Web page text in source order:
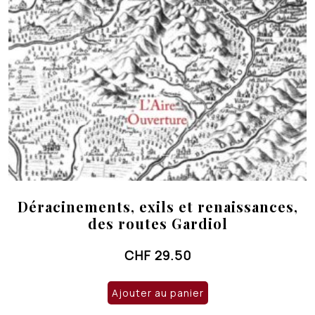
Déracinements, exils et renaissances,
des routes Gardiol
CHF 29.50
Ajouter au panier